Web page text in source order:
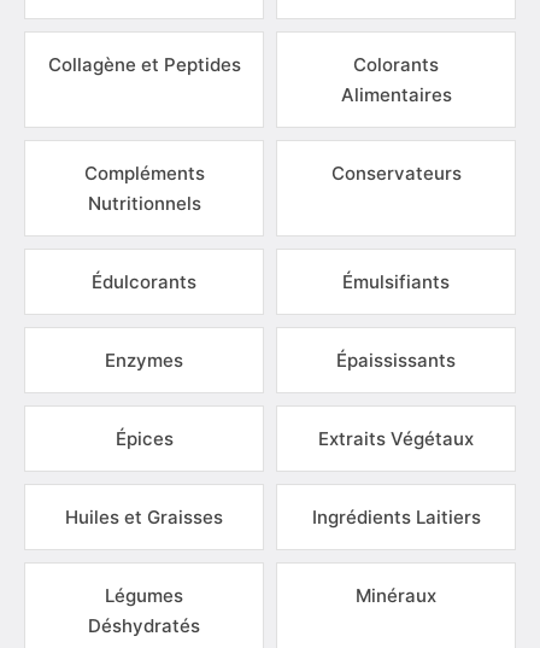
Collagène et Peptides
Colorants
Alimentaires
Compléments
Nutritionnels
Conservateurs
Édulcorants Émulsifiants
Enzymes Épaississants
Épices Extraits Végétaux
Huiles et Graisses Ingrédients Laitiers
Légumes
Déshydratés
Minéraux